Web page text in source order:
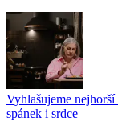
Vyhlašujeme
spánek i srdce